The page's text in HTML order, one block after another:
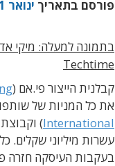
פורסם בתאריך ינואר 1, 2023
Techtime
קבלנית הייצור פי.אם (
את כל המניות של
International
)
בעקבות העיסקה חזרה